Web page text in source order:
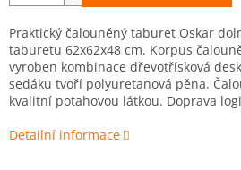
Praktický čalouněný taburet Oskar
taburetu 62x62x48 cm. Korpus
vyroben kombinace dřevotřísková
sedáku tvoří polyuretanová pěna.
kvalitní potahovou látkou. Doprava
Detailní informace